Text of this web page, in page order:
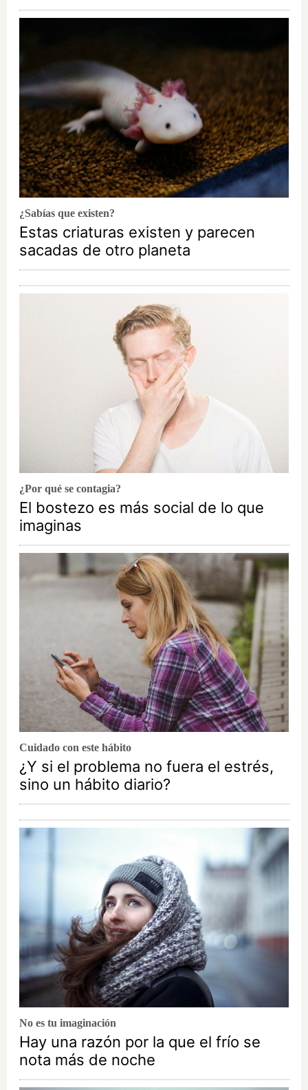
¿Sabías que existen?
Estas criaturas existen y parecen
sacadas de otro planeta
¿Por qué se contagia?
El bostezo es más social de lo que
imaginas
Cuidado con este hábito
¿Y si el problema no fuera el estrés,
sino un hábito diario?
No es tu imaginación
Hay una razón por la que el frío se
nota más de noche